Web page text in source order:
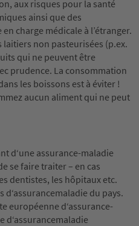
aux risques pour la santé
ainsi que des
charge médicale à l’étranger.
non pasteurisées (p.ex.
qui ne peuvent être
prudence. La consommation
les boissons est à éviter !
aucun aliment qui ne peut
d‘une assurance-maladie
se faire traiter – en cas
dentistes, les hôpitaux etc.
du pays.
européenne d‘assurance-
d‘assurancemaladie